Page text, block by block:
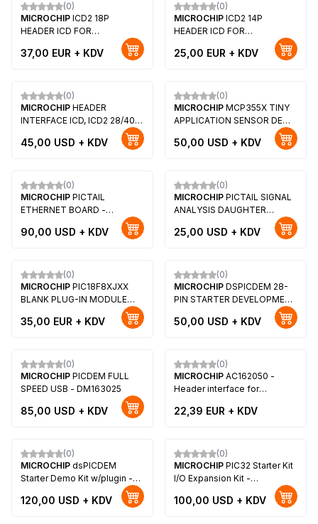
Yeni
(0)
MICROCHIP ICD2 18P
HEADER ICD FOR
PIC16F627A/628A/648A -
AC162053
37,00 EUR + KDV
Yeni
(0)
MICROCHIP ICD2 14P
HEADER ICD FOR
PIC16F676/630 - AC162052
25,00 EUR + KDV
Yeni
(0)
MICROCHIP HEADER
INTERFACE ICD, ICD2 28/40
45,00 USD + KDV
Yeni
(0)
MICROCHIP MCP355X TINY
APPLICATION SENSOR DEMO
50,00 USD + KDV
Yeni
(0)
MICROCHIP PICTAIL
ETHERNET BOARD -
90,00 USD + KDV
Yeni
(0)
MICROCHIP PICTAIL SIGNAL
ANALYSIS DAUGHTER
25,00 USD + KDV
Yeni
(0)
MICROCHIP PIC18F8XJXX
BLANK PLUG-IN MODULE
35,00 EUR + KDV
Yeni
(0)
MICROCHIP DSPICDEM 28-
PIN STARTER DEVELOPMENT
50,00 USD + KDV
Yeni
(0)
MICROCHIP PICDEM FULL
SPEED USB - DM163025
85,00 USD + KDV
Yeni
(0)
MICROCHIP AC162050 -
Header interface for
22,39 EUR + KDV
Yeni
(0)
MICROCHIP dsPICDEM
Starter Demo Kit w/plugin -
120,00 USD + KDV
Yeni
(0)
MICROCHIP PIC32 Starter Kit
I/O Expansion Kit -
100,00 USD + KDV